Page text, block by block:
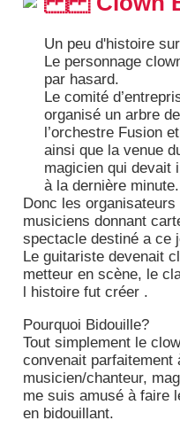
Un peu d'histoire
Le personnage
par hasard.
Le comité
organisé un arbre
l’orchestre Fusion
ainsi que la venue
magicien qui devait
à la dernière minute.
Donc les
musiciens donnant
spectacle destiné a ce
Le guitariste devenait
metteur en scène, le
l histoire fut créer .
Pourquoi Bidouille?
Tout simplement le
convenait parfaitement
musicien/chanteur,
me suis amusé à faire
en bidouillant.